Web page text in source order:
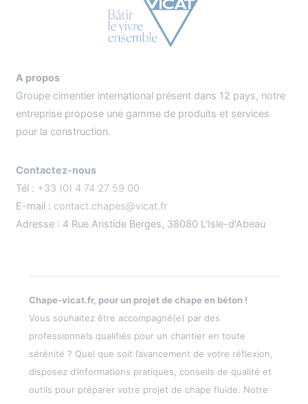
A propos
Groupe cimentier international présent dans 12 pays, notre
entreprise propose une gamme de produits et services
pour la construction.
Contactez-nous
Tél : +33 (0) 4 74 27 59 00
E-mail : contact.chapes@vicat.fr
Adresse : 4 Rue Aristide Berges, 38080 L'Isle-d'Abeau
Chape-vicat.fr, pour un projet de chape en béton !
Vous souhaitez être accompagné(e) par des
professionnels qualifiés pour un chantier en toute
sérénité ? Quel que soit l’avancement de votre réflexion,
disposez d’informations pratiques, conseils de qualité et
outils pour préparer votre projet de chape fluide. Notre